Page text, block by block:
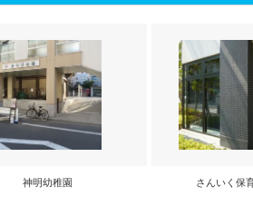
神明幼稚園 さんいく保